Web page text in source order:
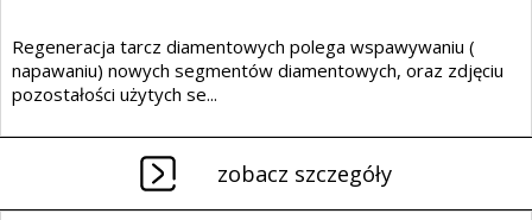
Regeneracja tarcz diamentowych polega wspawywaniu (
napawaniu) nowych segmentów diamentowych, oraz zdjęciu
pozostałości użytych se...
zobacz szczegóły